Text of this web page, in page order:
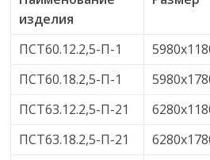
изделия
ПСТ60.12.2,5-П-1
ПСТ60.18.2,5-П-1
ПСТ63.12.2,5-П-21
ПСТ63.18.2,5-П-21